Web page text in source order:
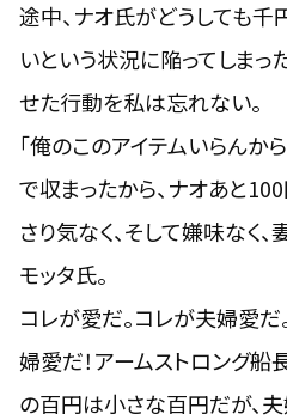
途中、ナオ氏がどうしても
いという状況に陥ってしまっ
せた行動を私は忘れない。
「俺のこのアイテムいらんから
で収まったから、ナオあと
さり気なく、そして嫌味なく
モッタ氏。
コレが愛だ。コレが夫婦愛だ
婦愛だ！アームストロング船
の百円は小さな百円だが、